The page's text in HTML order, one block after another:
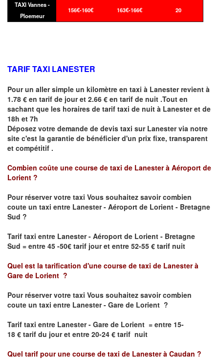
TAXI Vannes -
Ploemeur
156€-160€ 163€-166€ 20
TARIF TAXI LANESTER
Pour un aller simple un kilomètre en taxi à Lanester revient à
1.78 € en tarif de jour et 2.66 € en tarif de nuit .Tout en
sachant que les horaires de tarif taxi de nuit à Lanesteret de
18h et 7h
Déposez votre demande de devis taxi sur Lanestervia notre
site c'est la garantie de bénéficier d'un prix fixe, transparent
et compétitif .
Combien coûte une course de taxi de Lanester à Aéroport de
Lorient ?
Pour réserver votre taxi Vous souhaitez savoircombien
coute un taxi entre Lanester - Aéroport de Lorient - Bretagne
Sud ?
Tarif taxi entre Lanester - Aéroport de Lorient - Bretagne
Sud = entre 45 -50€ tarif jour et entre 52-55 € tarif nuit
Quel est la tarification d'une course de taxi de Lanester à
Gare de Lorient ?
Pour réserver votre taxi Vous souhaitez savoircombien
coute un taxi entre Lanester - Gare de Lorient ?
Tarif taxi entre Lanester - Gare de Lorient = entre 15-
18 € tarif du jour et entre 20-24 € tarif nuit
Quel tarif pour une course de taxi de Lanester à Caudan ?